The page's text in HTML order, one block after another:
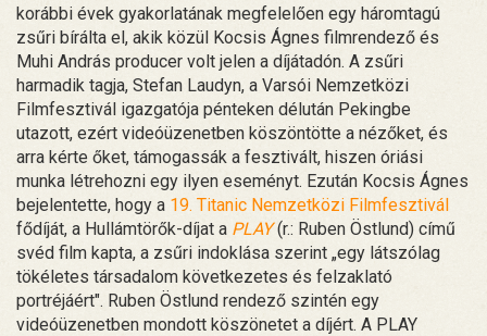
korábbi évek gyakorlatának megfelelően egy háromtagú
zsűri bírálta el, akik közül Kocsis Ágnes filmrendező és
Muhi András producer volt jelen a díjátadón. A zsűri
harmadik tagja, Stefan Laudyn, a Varsói Nemzetközi
Filmfesztivál igazgatója pénteken délután Pekingbe
utazott, ezért videóüzenetben köszöntötte a nézőket, és
arra kérte őket, támogassák a fesztivált, hiszen óriási
munka létrehozni egy ilyen eseményt. Ezután Kocsis Ágnes
bejelentette, hogy a 19. Titanic Nemzetközi Filmfesztivál
fődíját, a Hullámtörők-díjat a PLAY(r.: Ruben Östlund) című
svéd film kapta, a zsűri indoklása szerint „egy látszólag
tökéletes társadalom következetes és felzaklató
portréjáért". Ruben Östlund rendező szintén egy
videóüzenetben mondott köszönetet a díjért. A PLAY